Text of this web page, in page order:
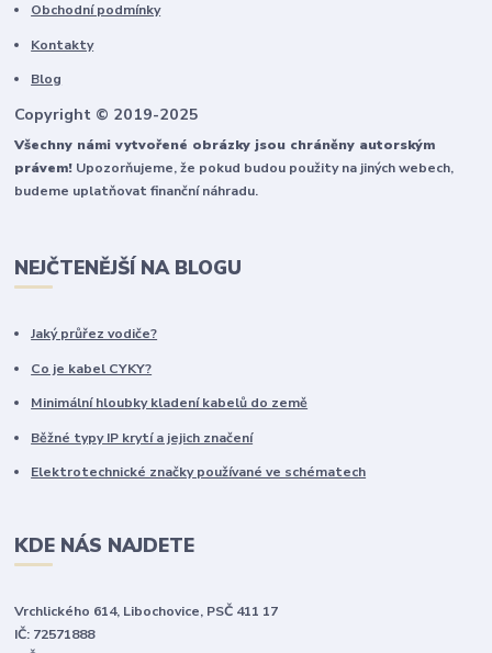
Obchodní podmínky
Kontakty
Blog
Copyright © 2019-2025
Všechny námi vytvořené obrázky jsou chráněny autorským
právem! Upozorňujeme, že pokud budou použity na jiných webech,
budeme uplatňovat finanční náhradu.
NEJČTENĚJŠÍ NA BLOGU
Jaký průřez vodiče?
Co je kabel CYKY?
Minimální hloubky kladení kabelů do země
Běžné typy IP krytí a jejich značení
Elektrotechnické značky používané ve schématech
KDE NÁS NAJDETE
Vrchlického 614, Libochovice, PSČ 411 17
IČ: 72571888